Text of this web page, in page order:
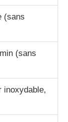
(sans
(sans
inoxydable,